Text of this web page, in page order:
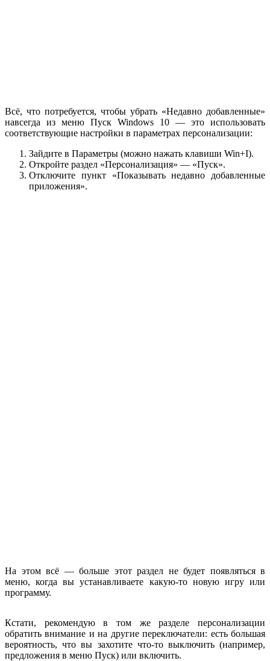
Всё, что потребуется, чтобы убрать «Недавно добавленные»
навсегда из меню Пуск Windows 10 — это использовать
соответствующие настройки в параметрах персонализации:
Зайдите в Параметры (можно нажать клавиши Win+I).
Откройте раздел «Персонализация» — «Пуск».
Отключите пункт «Показывать недавно добавленные
приложения».
На этом всё — больше этот раздел не будет появляться в
меню, когда вы устанавливаете какую-то новую игру или
программу.
Кстати, рекомендую в том же разделе персонализации
обратить внимание и на другие переключатели: есть большая
вероятность, что вы захотите что-то выключить (например,
предложения в меню Пуск) или включить.